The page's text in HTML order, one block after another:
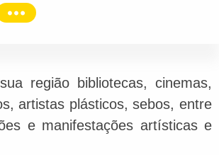
região bibliotecas, cinemas,
artistas plásticos, sebos, entre
e manifestações artísticas e